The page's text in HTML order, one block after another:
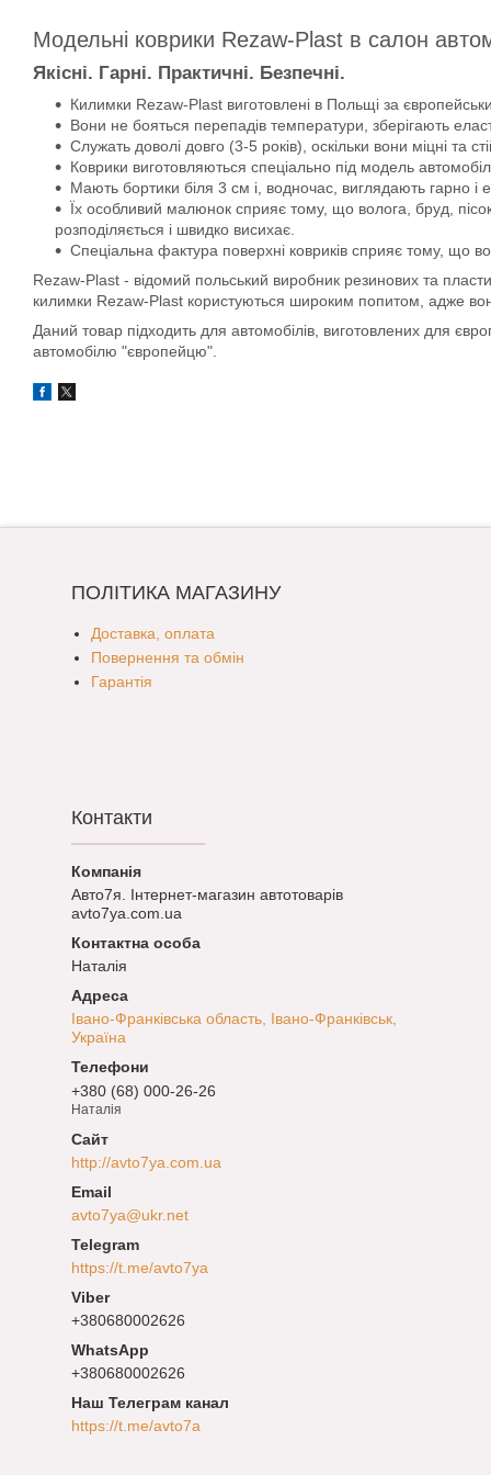
Модельні коврики Rezaw-Plast в салон
Якісні. Гарні. Практичні. Безпечні.
Килимки Rezaw-Plast виготовлені в Польщі за
Вони не бояться перепадів температури, зберігають
Служать доволі довго (3-5 років), оскільки вони міцні та
Коврики виготовляються спеціально під модель
Мають бортики біля 3 см і, водночас, виглядають гарно і
Їх особливий малюнок сприяє тому, що волога, бруд,
розподіляється і швидко висихає.
Спеціальна фактура поверхні ковриків сприяє тому, що
Rezaw-Plast - відомий польський виробник резинових та
килимки Rezaw-Plast користуються широким попитом, адже вони
Даний товар підходить для автомобілів, виготовлених для
автомобілю "європейцю".
ПОЛІТИКА МАГАЗИНУ
Доставка, оплата
Повернення та обмін
Гарантія
Контакти
Авто7я. Інтернет-магазин автотоварів
avto7ya.com.ua
Наталія
Івано-Франківська область, Івано-Франківськ,
Україна
+380 (68) 000-26-26
Наталія
http://avto7ya.com.ua
avto7ya@ukr.net
https://t.me/avto7ya
+380680002626
+380680002626
Наш Телеграм канал
https://t.me/avto7a